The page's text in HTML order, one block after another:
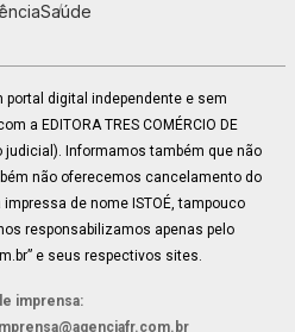
Saúde
portal digital independente e sem
a EDITORA TRES COMÉRCIO DE
judicial). Informamos também que não
não oferecemos cancelamento do
de nome ISTOÉ, tampouco
responsabilizamos apenas pelo
e seus respectivos sites.
imprensa: